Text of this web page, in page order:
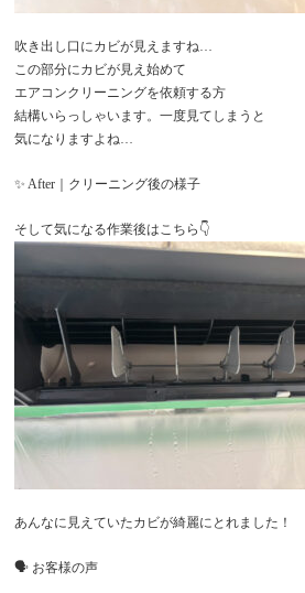
吹き出し口にカビが見えますね…
この部分にカビが見え始めて
エアコンクリーニングを依頼する方
結構いらっしゃいます。一度見てしまうと
気になりますよね…
✨ After｜クリーニング後の様子
そして気になる作業後はこちら👇
あんなに見えていたカビが綺麗にとれました！
🗣️ お客様の声